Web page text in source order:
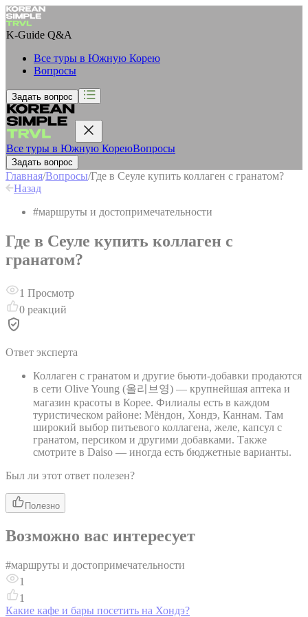
K-Guide Q&A
Все туры в Южную Корею
Вопросы
Задать вопрос
Все туры в Южную КореюВопросы
Задать вопрос
Главная/Вопросы/Где в Сеуле купить коллаген с гранатом?
Назад
#маршруты и достопримечательности
Где в Сеуле купить коллаген с
гранатом?
1 Просмотр
0 реакций
Ответ эксперта
Коллаген с гранатом и другие бьюти-добавки продаются
в сети Olive Young (올리브영) — крупнейшая аптека и
магазин красоты в Корее. Филиалы есть в каждом
туристическом районе: Мёндон, Хондэ, Каннам. Там
широкий выбор питьевого коллагена, желе, капсул с
гранатом, персиком и другими добавками. Также
смотрите в Daiso — иногда есть бюджетные варианты.
Был ли этот ответ полезен?
Полезно
Возможно вас интересует
#маршруты и достопримечательности
1
1
Какие кафе и бары посетить на Хондэ?